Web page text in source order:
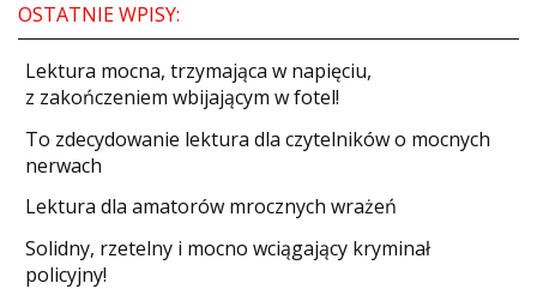
OSTATNIE WPISY:
​Lektura mocna, trzymająca w napięciu,
z zakończeniem wbijającym w fotel!
​To zdecydowanie lektura dla czytelników o mocnych
nerwach
Lektura dla amatorów mrocznych wrażeń
Solidny, rzetelny i mocno wciągający kryminał
policyjny!